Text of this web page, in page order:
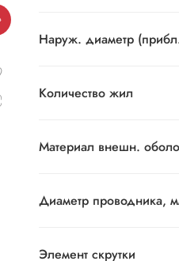
Наруж. диаметр
Количество жил
Материал внешн.
Диаметр проводника,
Элемент скрутки